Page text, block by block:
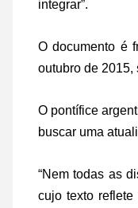
integrar”.
O documento é
outubro de 2015,
O pontífice
buscar uma
“Nem todas as
cujo texto